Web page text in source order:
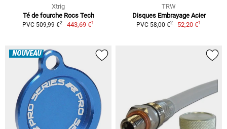
Xtrig
Té de fourche Rocs Tech
PVC 509,99 €2 443,69 €1
TRW
Disques Embrayage Acier
PVC 58,00 €2 52,20 €1
NOUVEAU